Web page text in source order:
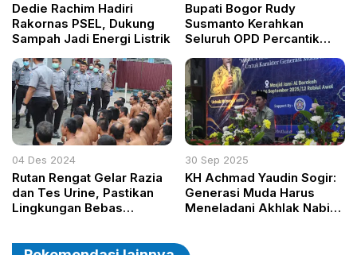
Dedie Rachim Hadiri
Rakornas PSEL, Dukung
Sampah Jadi Energi Listrik
Bupati Bogor Rudy
Susmanto Kerahkan
Seluruh OPD Percantik
Kunjungan Tamu Negara
04 Des 2024
Rutan Rengat Gelar Razia
dan Tes Urine, Pastikan
Lingkungan Bebas
30 Sep 2025
KH Achmad Yaudin Sogir:
Generasi Muda Harus
Meneladani Akhlak Nabi